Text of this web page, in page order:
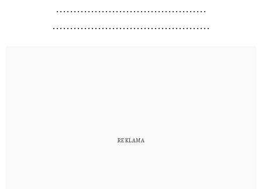
...........................................
.............................................